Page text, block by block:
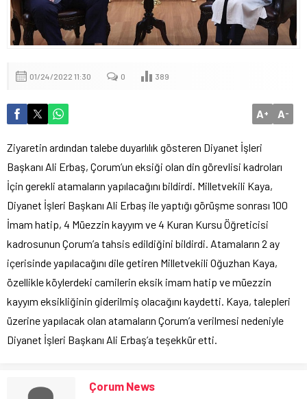
01/24/2022 11:30 0 389
A+ A-
Ziyaretin ardından talebe duyarlılık gösteren Diyanet İşleri
Başkanı Ali Erbaş, Çorum’un eksiği olan din görevlisi kadroları
İçin gerekli atamaların yapılacağını bildirdi. Milletvekili Kaya,
Diyanet İşleri Başkanı Ali Erbaş ile yaptığı görüşme sonrası 100
İmam hatip, 4 Müezzin kayyım ve 4 Kuran Kursu Öğreticisi
kadrosunun Çorum’a tahsis edildiğini bildirdi. Atamaların 2 ay
içerisinde yapılacağını dile getiren Milletvekili Oğuzhan Kaya,
özellikle köylerdeki camilerin eksik imam hatip ve müezzin
kayyım eksikliğinin giderilmiş olacağını kaydetti. Kaya, talepleri
üzerine yapılacak olan atamaların Çorum’a verilmesi nedeniyle
Diyanet İşleri Başkanı Ali Erbaş’a teşekkür etti.
Çorum News